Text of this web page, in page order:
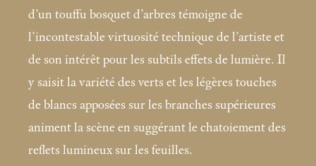
d’un touffu bosquet d’arbres témoigne de
l’incontestable virtuosité technique de l’artiste et
de son intérêt pour les subtils effets de lumière. Il
y saisit la variété des verts et les légères touches
de blancs apposées sur les branches supérieures
animent la scène en suggérant le chatoiement des
reflets lumineux sur les feuilles.